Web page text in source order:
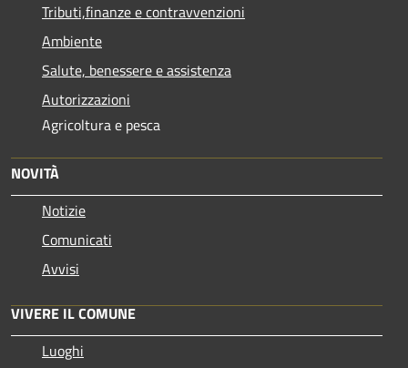
Tributi,finanze e contravvenzioni
Ambiente
Salute, benessere e assistenza
Autorizzazioni
Agricoltura e pesca
NOVITÀ
Notizie
Comunicati
Avvisi
VIVERE IL COMUNE
Luoghi